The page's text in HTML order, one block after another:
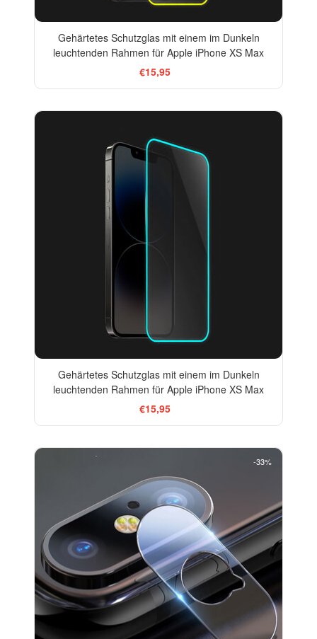
Gehärtetes Schutzglas mit einem im Dunkeln
leuchtenden Rahmen für Apple iPhone XS Max
€15,95
Gehärtetes Schutzglas mit einem im Dunkeln
leuchtenden Rahmen für Apple iPhone XS Max
€15,95
-33%